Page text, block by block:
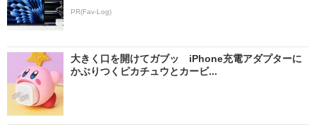
PR(Fav-Log)
大きく口を開けてガブッ iPhone充電アダプターに
かぶりつくピカチュウとカービ...